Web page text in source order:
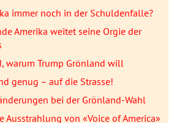
immer noch in der Schuldenfalle?
Amerika weitet seine Orgie der
warum Trump Grönland will
genug – auf die Strasse!
bei der Grönland-Wahl
Ausstrahlung von «Voice of America»